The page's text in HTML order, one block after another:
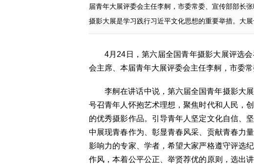
届青年大展评委会主任李舸，市委常委、宣传部部长
摄影大展是学习践行习近平文化思想的重要举措。大
4月24日，第六届全国青年摄影大展评选
会主席、本届青年大展评委会主任李舸，市委
李舸在讲话中说，第六届全国青年摄影大
号召青年人怀抱艺术理想，聚焦时代和人民，
的优秀摄影作品。引导青年人坚定文化自信、
中展现青春作为、彰显青春风采、贡献青春力
影响力的专家、学者，希望大家严格遵守评选
作风，本着公平公正、举贤荐优的原则，选出